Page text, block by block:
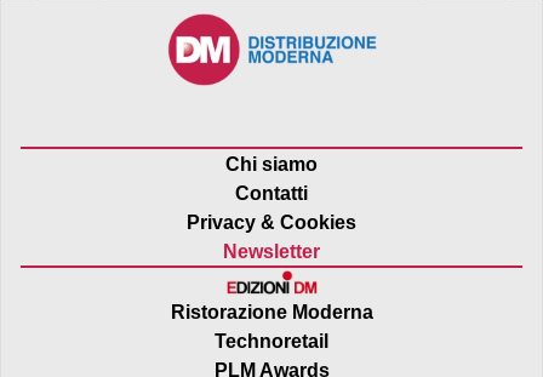
Chi siamo
Contatti
Privacy & Cookies
Newsletter
Ristorazione Moderna
Technoretail
PLM Awards